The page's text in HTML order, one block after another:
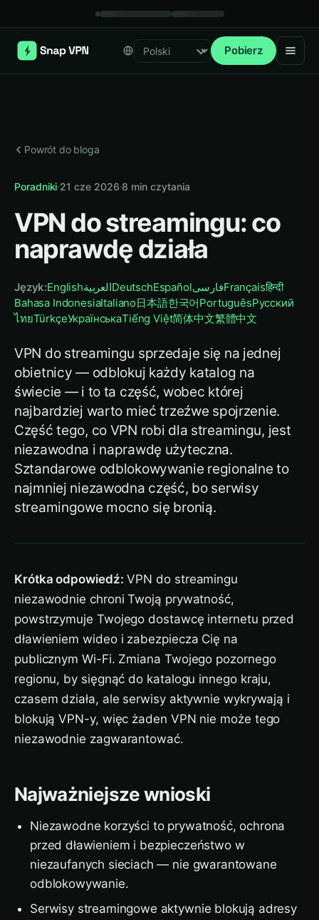
Select language Pobierz
Powrót do bloga
Poradniki·21 cze 2026·8 min czytania
VPN do streamingu: co
naprawdę działa
Język:EnglishالعربيةDeutschEspañolفارسیFrançaisहिन्दी
Bahasa IndonesiaItaliano日本語한국어PortuguêsРусский
ไทยTürkçeУкраїнськаTiếng Việt简体中文繁體中文
VPN do streamingu sprzedaje się na jednej
obietnicy — odblokuj każdy katalog na
świecie — i to ta część, wobec której
najbardziej warto mieć trzeźwe spojrzenie.
Część tego, co VPN robi dla streamingu, jest
niezawodna i naprawdę użyteczna.
Sztandarowe odblokowywanie regionalne to
najmniej niezawodna część, bo serwisy
streamingowe mocno się bronią.
Krótka odpowiedź: VPN do streamingu
niezawodnie chroni Twoją prywatność,
powstrzymuje Twojego dostawcę internetu przed
dławieniem wideo i zabezpiecza Cię na
publicznym Wi-Fi. Zmiana Twojego pozornego
regionu, by sięgnąć do katalogu innego kraju,
czasem działa, ale serwisy aktywnie wykrywają i
blokują VPN-y, więc żaden VPN nie może tego
niezawodnie zagwarantować.
Najważniejsze wnioski
Niezawodne korzyści to prywatność, ochrona
przed dławieniem i bezpieczeństwo w
niezaufanych sieciach — nie gwarantowane
odblokowywanie.
Serwisy streamingowe aktywnie blokują adresy